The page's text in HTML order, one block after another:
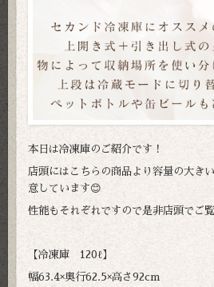
本日は冷凍庫のご紹介です！
店頭にはこちらの商品より容量の大き
意しています😊
性能もそれぞれですので是非店頭でご
【冷凍庫 120ℓ】
幅63.4×奥行62.5×高さ92cm